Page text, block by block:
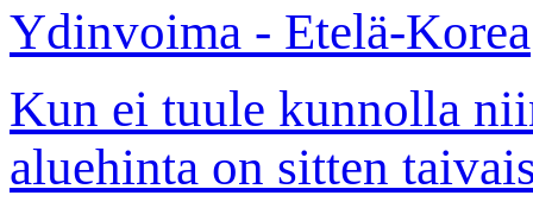
Ydinvoima - Etelä-Korea
Kun ei tuule kunnolla
aluehinta on sitten